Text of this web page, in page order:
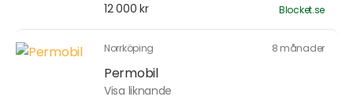
12 000 kr
Blocket.se
Norrköping 8 månader
Permobil
Visa liknande